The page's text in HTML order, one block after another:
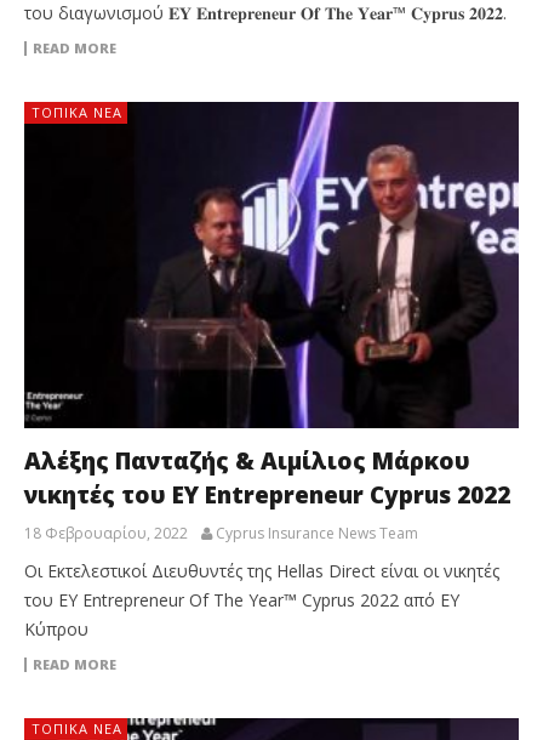
του διαγωνισμού 𝐄𝐘 𝐄𝐧𝐭𝐫𝐞𝐩𝐫𝐞𝐧𝐞𝐮𝐫 𝐎𝐟 𝐓𝐡𝐞 𝐘𝐞𝐚𝐫™ 𝐂𝐲𝐩𝐫𝐮𝐬 𝟐𝟎𝟐𝟐.
READ MORE
ΤΟΠΙΚΑ ΝΕΑ
Αλέξης Πανταζής & Αιμίλιος Μάρκου
νικητές του EY Entrepreneur Cyprus 2022
18 Φεβρουαρίου, 2022 Cyprus Insurance News Team
Οι Εκτελεστικοί Διευθυντές της Hellas Direct είναι οι νικητές
του EY Entrepreneur Of The Year™ Cyprus 2022 από EY
Κύπρου
READ MORE
ΤΟΠΙΚΑ ΝΕΑ